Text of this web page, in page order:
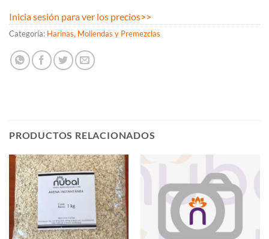
Inicia sesión para ver los precios>>
Categoría: Harinas, Moliendas y Premezclas
PRODUCTOS RELACIONADOS